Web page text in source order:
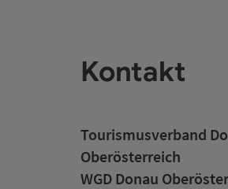
Kontakt
Tourismusverband
Oberösterreich
WGD Donau